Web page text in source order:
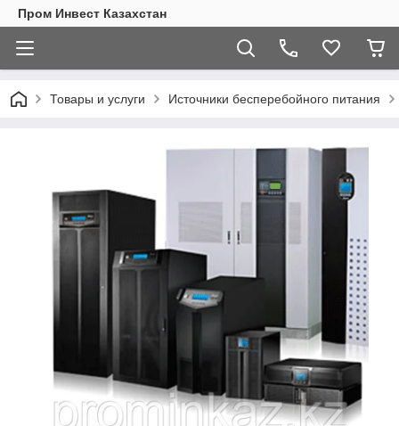
Пром Инвест Казахстан
Товары и услуги Источники бесперебойного питания